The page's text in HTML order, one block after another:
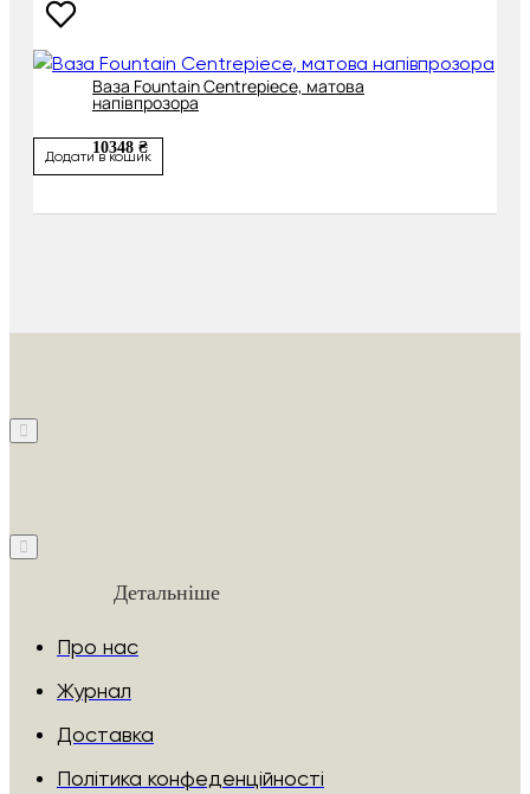
Ваза Fountain Centrepiece, матова
напівпрозора
10348 ₴
Додати в кошик
Детальніше
Про нас
Журнал
Доставка
Політика конфеденційності